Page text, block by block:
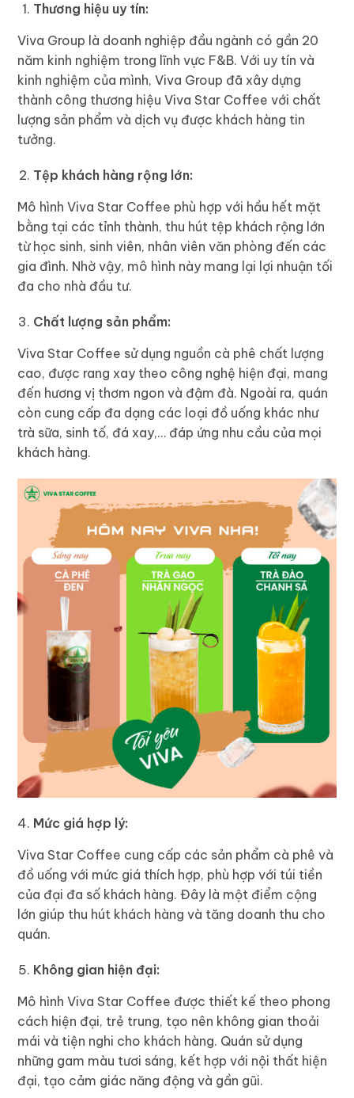
Thương hiệu uy tín:
Viva Group là doanh nghiệp đầu ngành có gần 20
năm kinh nghiệm trong lĩnh vực F&B. Với uy tín và
kinh nghiệm của mình, Viva Group đã xây dựng
thành công thương hiệu Viva Star Coffee với chất
lượng sản phẩm và dịch vụ được khách hàng tin
tưởng.
Tệp khách hàng rộng lớn:
Mô hình Viva Star Coffee phù hợp với hầu hết mặt
bằng tại các tỉnh thành, thu hút tệp khách rộng lớn
từ học sinh, sinh viên, nhân viên văn phòng đến các
gia đình. Nhờ vậy, mô hình này mang lại lợi nhuận tối
đa cho nhà đầu tư.
Chất lượng sản phẩm:
Viva Star Coffee sử dụng nguồn cà phê chất lượng
cao, được rang xay theo công nghệ hiện đại, mang
đến hương vị thơm ngon và đậm đà. Ngoài ra, quán
còn cung cấp đa dạng các loại đồ uống khác như
trà sữa, sinh tố, đá xay,… đáp ứng nhu cầu của mọi
khách hàng.
Mức giá hợp lý:
Viva Star Coffee cung cấp các sản phẩm cà phê và
đồ uống với mức giá thích hợp, phù hợp với túi tiền
của đại đa số khách hàng. Đây là một điểm cộng
lớn giúp thu hút khách hàng và tăng doanh thu cho
quán.
Không gian hiện đại:
Mô hình Viva Star Coffee được thiết kế theo phong
cách hiện đại, trẻ trung, tạo nên không gian thoải
mái và tiện nghi cho khách hàng. Quán sử dụng
những gam màu tươi sáng, kết hợp với nội thất hiện
đại, tạo cảm giác năng động và gần gũi.